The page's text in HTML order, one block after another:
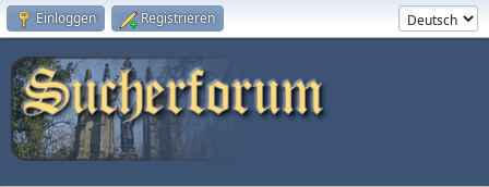
Einloggen Registrieren